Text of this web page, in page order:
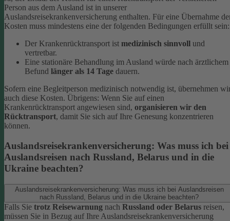
Person aus dem Ausland ist in unserer
Auslandsreisekrankenversicherung enthalten. Für eine Übernahme
Kosten muss mindestens eine der folgenden Bedingungen erfüllt sein:
Der Krankenrücktransport ist medizinisch sinnvoll und
vertretbar.
Eine stationäre Behandlung im Ausland würde nach ärztlichem
Befund länger als 14 Tage dauern.
Sofern eine Begleitperson medizinisch notwendig ist, übernehmen
auch diese Kosten. Übrigens: Wenn Sie auf einen
Krankenrücktransport angewiesen sind, organisieren wir den
Rücktransport, damit Sie sich auf Ihre Genesung konzentrieren
können.
Auslandsreisekrankenversicherung: Was muss ich bei
Auslandsreisen nach Russland, Belarus und in die
Ukraine beachten?
Auslandsreisekrankenversicherung: Was muss ich bei Auslandsreisen
nach Russland, Belarus und in die Ukraine beachten?
Falls Sie trotz Reisewarnung nach Russland oder Belarus reisen,
müssen Sie in Bezug auf Ihre Auslandsreisekrankenversicherung